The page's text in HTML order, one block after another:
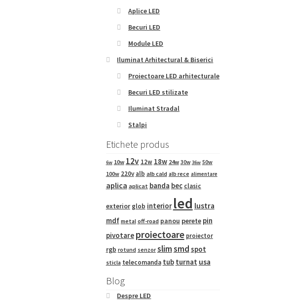
Aplice LED
Becuri LED
Module LED
Iluminat Arhitectural & Biserici
Proiectoare LED arhitecturale
Becuri LED stilizate
Iluminat Stradal
Stalpi
Etichete produs
6w 10w 12v 12w 18w 24w 30w 36w 50w
100w 220v alb alb cald alb rece alimentare
aplica aplicat banda bec clasic
exterior glob interior led lustra
mdf metal off-road panou perete pin
pivotare proiectoare proiector
rgb rotund senzor slimsmd spot
sticla telecomanda tub turnat usa
Blog
Despre LED